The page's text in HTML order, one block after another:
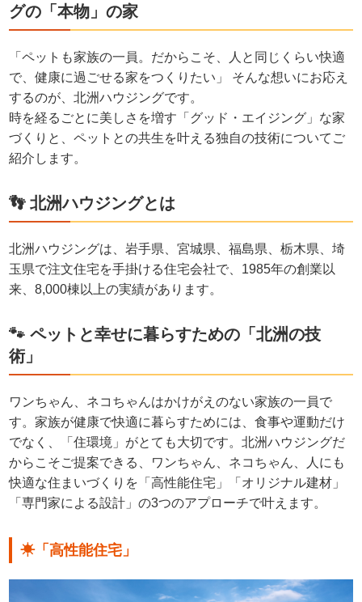
グの「本物」の家
「ペットも家族の一員。だからこそ、人と同じくらい快適
で、健康に過ごせる家をつくりたい」 そんな想いにお応え
するのが、北洲ハウジングです。
時を経るごとに美しさを増す「グッド・エイジング」な家
づくりと、ペットとの共生を叶える独自の技術についてご
紹介します。
👣 北洲ハウジングとは
北洲ハウジングは、岩手県、宮城県、福島県、栃木県、埼
玉県で注文住宅を手掛ける住宅会社で、1985年の創業以
来、8,000棟以上の実績があります。
🐾 ペットと幸せに暮らすための「北洲の技
術」
ワンちゃん、ネコちゃんはかけがえのない家族の一員で
す。家族が健康で快適に暮らすためには、食事や運動だけ
でなく、「住環境」がとても大切です。北洲ハウジングだ
からこそご提案できる、ワンちゃん、ネコちゃん、人にも
快適な住まいづくりを「高性能住宅」「オリジナル建材」
「専門家による設計」の3つのアプローチで叶えます。
☀「高性能住宅」